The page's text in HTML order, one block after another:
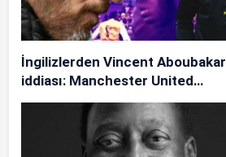
İngilizlerden Vincent Aboubakar
iddiası: Manchester United…